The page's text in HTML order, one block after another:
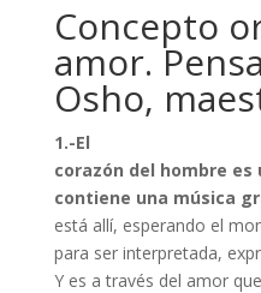
Concepto
amor.
Osho,
1.-El
corazón del hombre
contiene una música
está allí, esperando el
para ser interpretada,
Y es a través del amor